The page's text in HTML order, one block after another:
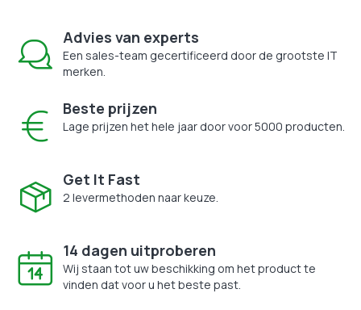
Advies van experts
Een sales-team gecertificeerd door de grootste IT
merken.
Beste prijzen
Lage prijzen het hele jaar door voor 5000 producten.
Get It Fast
2 levermethoden naar keuze.
14 dagen uitproberen
Wij staan tot uw beschikking om het product te
vinden dat voor u het beste past.